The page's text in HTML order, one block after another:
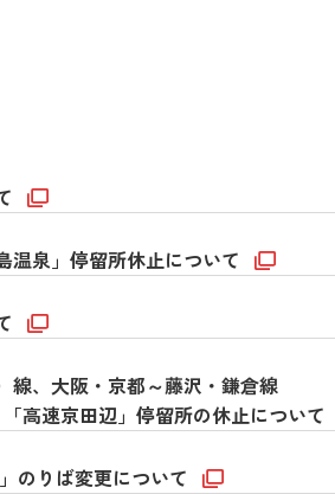
温泉」停留所休止について
線、大阪・京都～藤沢・鎌倉線
高速京田辺」停留所の休止について
のりば変更について